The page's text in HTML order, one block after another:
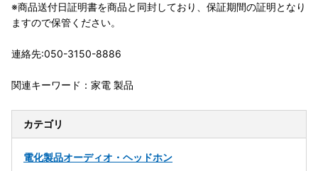
※商品送付日証明書を商品と同封しており、保証期間の証明となり
ますので保管ください。
連絡先:050-3150-8886
関連キーワード：家電 製品
カテゴリ
電化製品オーディオ・ヘッドホン